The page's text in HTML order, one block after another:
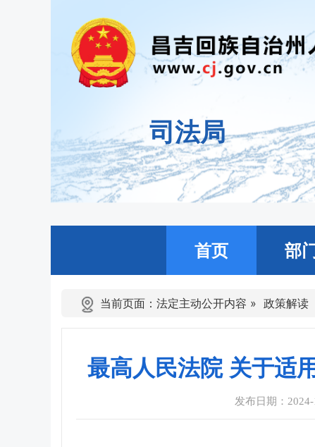
司法局
首页 部
当前页面： 法定主动公开内容 » 政策解读
最高人民法院 关于适
发布日期：